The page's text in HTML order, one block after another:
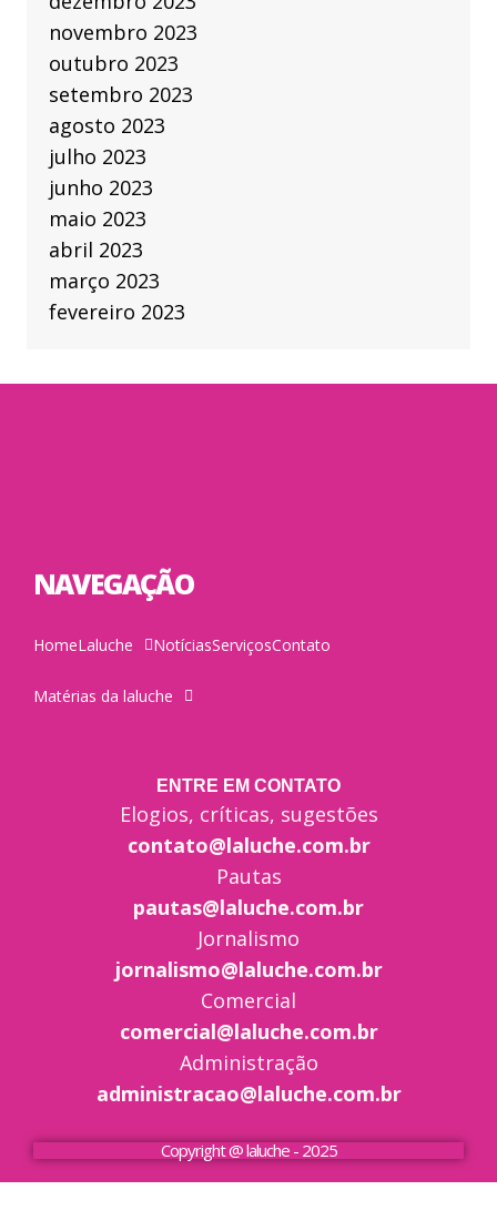
novembro 2023
outubro 2023
setembro 2023
agosto 2023
julho 2023
junho 2023
maio 2023
abril 2023
março 2023
fevereiro 2023
NAVEGAÇÃO
HomeLaluche NotíciasServiçosContato
Matérias da laluche
ENTRE EM CONTATO
Elogios, críticas, sugestões
contato@laluche.com.br
Pautas
pautas@laluche.com.br
Jornalismo
jornalismo@laluche.com.br
Comercial
comercial@laluche.com.br
Administração
administracao@laluche.com.br
Copyright @ laluche - 2025